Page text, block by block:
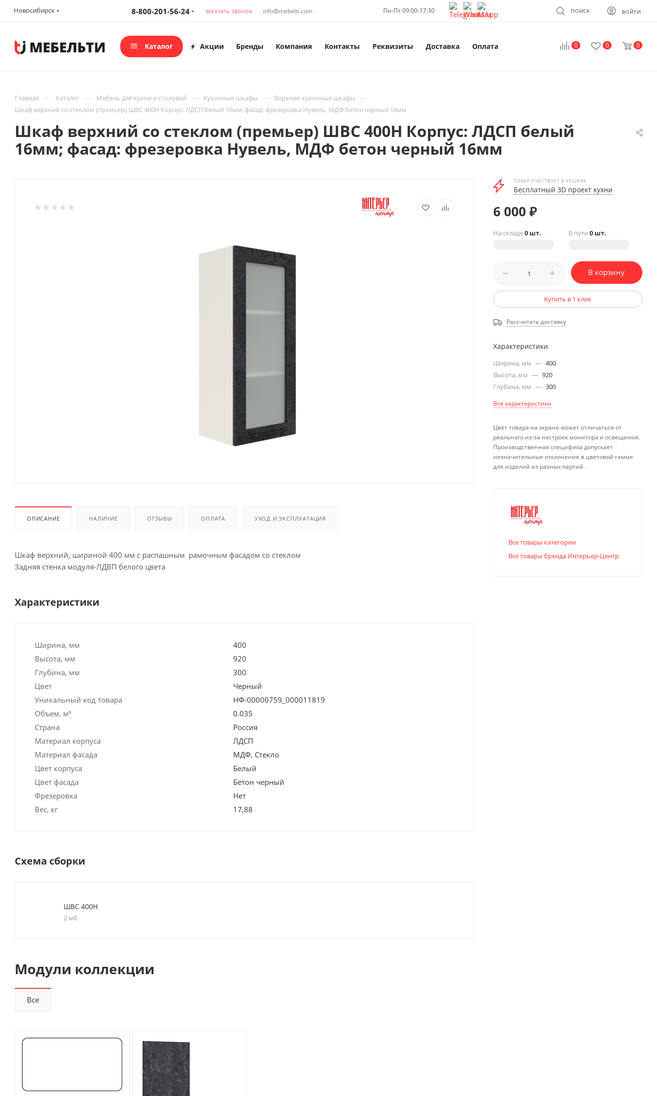
Новосибирск 8-800-201-56-24 ЗАКАЗАТЬ ЗВОНОК info@mebelti.com Пн-Пт 09:00-17:30 ВОЙТИ
ПОИСК
0 0 0
Каталог Акции Бренды Компания Контакты Реквизиты Доставка Оплата
Главная — Каталог — Мебель для кухни и столовой — Кухонные шкафы — Верхние кухонные шкафы —
Шкаф верхний со стеклом (премьер) ШВС 400Н Корпус: ЛДСП белый 16мм; фасад: фрезеровка Нувель, МДФ бетон черный 16мм
Шкаф верхний со стеклом (премьер) ШВС 400Н Корпус: ЛДСП белый
16мм; фасад: фрезеровка Нувель, МДФ бетон черный 16мм
ОПИСАНИЕ НАЛИЧИЕ ОТЗЫВЫ ОПЛАТА УХОД И ЭКСПЛУАТАЦИЯ
Шкаф верхний, шириной 400 мм с распашным рамочным фасадом со стеклом
Задняя стенка модуля-ЛДВП белого цвета
Характеристики
Ширина, мм
400
Высота, мм
920
Глубина, мм
300
Цвет
Черный
Уникальный код товара
НФ-00000759_000011819
Объем, м³
0.035
Страна
Россия
Материал корпуса
ЛДСП
Материал фасада
МДФ, Стекло
Цвет корпуса
Белый
Цвет фасада
Бетон черный
Фрезеровка
Нет
Вес, кг
17,88
Схема сборки
ШВС 400Н
2 мб
Модули коллекции
Все
ТОВАР УЧАСТВУЕТ В АКЦИЯХ
Бесплатный 3D проект кухни
6 000 ₽
На складе0 шт. В пути 0 шт.
В корзину
Купить в 1 клик
Рассчитать доставку
Характеристики
Ширина, мм — 400
Высота, мм — 920
Глубина, мм — 300
Все характеристики
Цвет товара на экране может отличаться от
реального из-за настроек монитора и освещения.
Производственная специфика допускает
незначительные отклонения в цветовой гамме
для изделий из разных партий.
Все товары категории
Все товары бренда Интерьер-Центр